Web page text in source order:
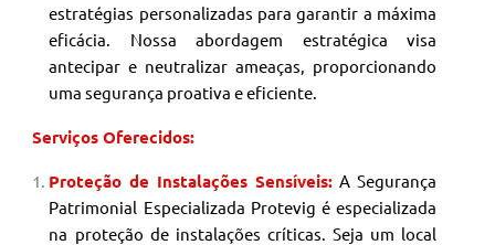
estratégias personalizadas para garantir a máxima
eficácia. Nossa abordagem estratégica visa
antecipar e neutralizar ameaças, proporcionando
uma segurança proativa e eficiente.
Serviços Oferecidos:
Proteção de Instalações Sensíveis: A Segurança
Patrimonial Especializada Protevig é especializada
na proteção de instalações críticas. Seja um local